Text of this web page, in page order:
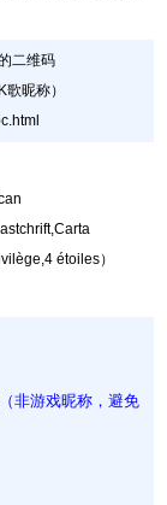
二维码
昵称）
étoiles）
（非游戏昵称，避免